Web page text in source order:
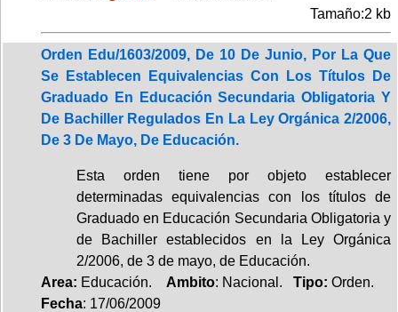
Tamaño:2 kb
Orden Edu/1603/2009, De 10 De Junio, Por La Que
Se Establecen Equivalencias Con Los Títulos De
Graduado En Educación Secundaria Obligatoria Y
De Bachiller Regulados En La Ley Orgánica 2/2006,
De 3 De Mayo, De Educación.
Esta orden tiene por objeto establecer
determinadas equivalencias con los títulos de
Graduado en Educación Secundaria Obligatoria y
de Bachiller establecidos en la Ley Orgánica
2/2006, de 3 de mayo, de Educación.
Area: Educación. Ambito: Nacional. Tipo: Orden.
Fecha: 17/06/2009